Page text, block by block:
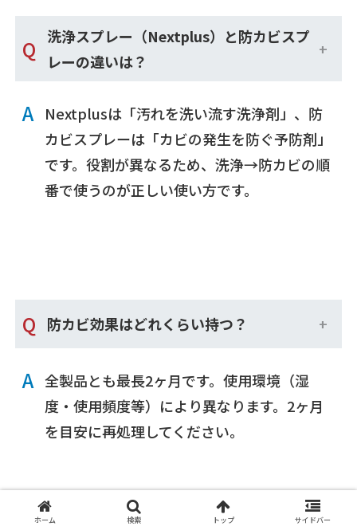
Q
洗浄スプレー（Nextplus）と防カビスプ
レーの違いは？
A
Nextplusは「汚れを洗い流す洗浄剤」、防
カビスプレーは「カビの発生を防ぐ予防剤」
です。役割が異なるため、洗浄→防カビの順
番で使うのが正しい使い方です。
Q 防カビ効果はどれくらい持つ？
A 全製品とも最長2ヶ月です。使用環境（湿
度・使用頻度等）により異なります。2ヶ月
を目安に再処理してください。
ホーム 検索 トップ サイドバー